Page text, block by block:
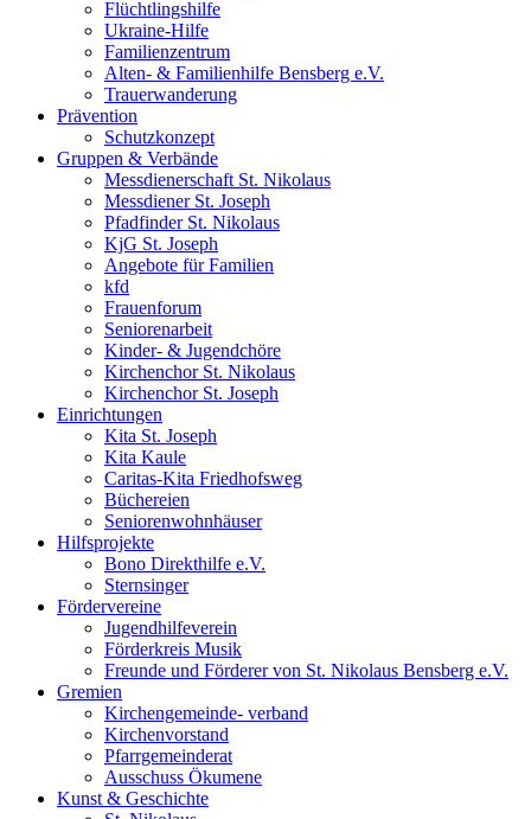
Flüchtlingshilfe
Ukraine-Hilfe
Familienzentrum
Alten- & Familienhilfe Bensberg e.V.
Trauerwanderung
Prävention
Schutzkonzept
Gruppen & Verbände
Messdienerschaft St. Nikolaus
Messdiener St. Joseph
Pfadfinder St. Nikolaus
KjG St. Joseph
Angebote für Familien
kfd
Frauenforum
Seniorenarbeit
Kinder- & Jugendchöre
Kirchenchor St. Nikolaus
Kirchenchor St. Joseph
Einrichtungen
Kita St. Joseph
Kita Kaule
Caritas-Kita Friedhofsweg
Büchereien
Seniorenwohnhäuser
Hilfsprojekte
Bono Direkthilfe e.V.
Sternsinger
Fördervereine
Jugendhilfeverein
Förderkreis Musik
Freunde und Förderer von St. Nikolaus Bensberg e.V.
Gremien
Kirchengemeinde- verband
Kirchenvorstand
Pfarrgemeinderat
Ausschuss Ökumene
Kunst & Geschichte